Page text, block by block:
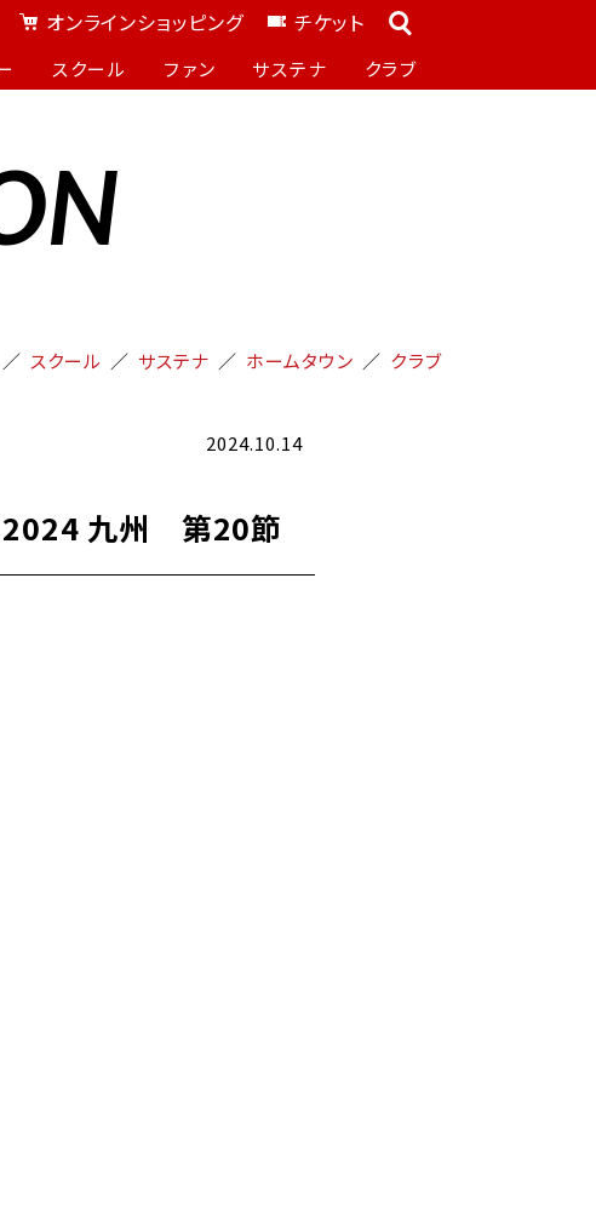
オンラインショッピング チケット
スクール ファン サステナ クラブ
スクール サステナ ホームタウン クラブ
2024.10.14
2024 九州 第20節